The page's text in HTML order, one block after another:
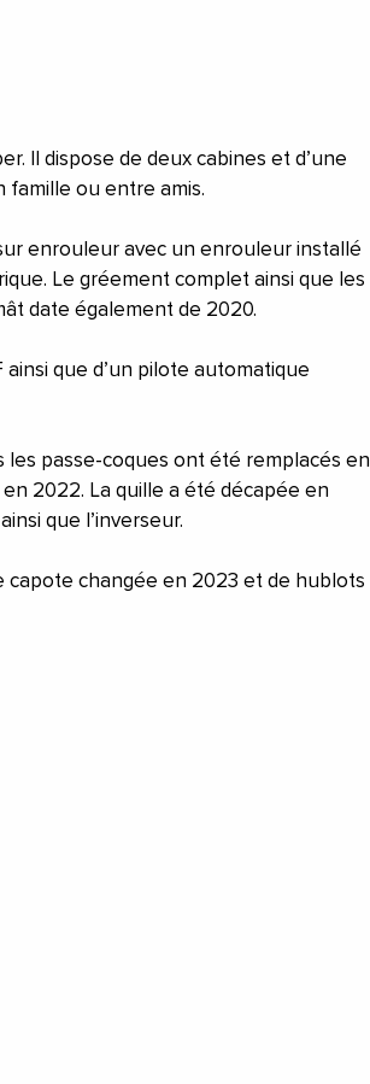
Il dispose de deux cabines et d’une
famille ou entre amis.
enrouleur avec un enrouleur installé
Le gréement complet ainsi que les
date également de 2020.
que d’un pilote automatique
passe-coques ont été remplacés en
2022. La quille a été décapée en
que l’inverseur.
capote changée en 2023 et de hublots